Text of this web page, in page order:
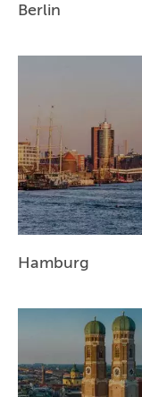
Berlin
Hamburg